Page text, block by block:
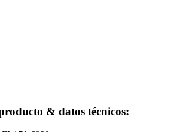
& datos técnicos: